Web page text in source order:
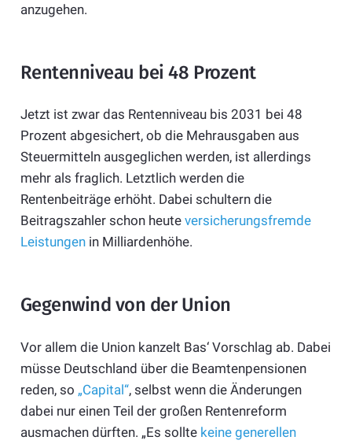
anzugehen.
Rentenniveau bei 48 Prozent
Jetzt ist zwar das Rentenniveau bis 2031 bei 48
Prozent abgesichert, ob die Mehrausgaben aus
Steuermitteln ausgeglichen werden, ist allerdings
mehr als fraglich. Letztlich werden die
Rentenbeiträge erhöht. Dabei schultern die
Beitragszahler schon heute versicherungsfremde
Leistungenin Milliardenhöhe.
Gegenwind von der Union
Vor allem die Union kanzelt Bas‘ Vorschlag ab. Dabei
müsse Deutschland über die Beamtenpensionen
reden, so „Capital“, selbst wenn die Änderungen
dabei nur einen Teil der großen Rentenreform
ausmachen dürften. „Es sollte keine generellen